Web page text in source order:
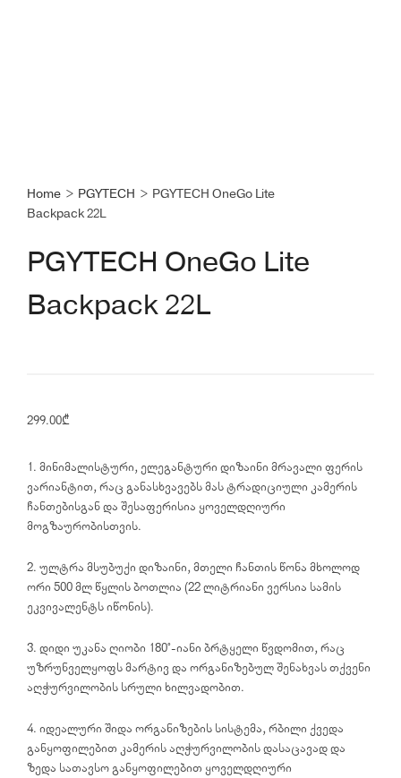
Home > PGYTECH > PGYTECH OneGo Lite
Backpack 22L
PGYTECH OneGo Lite
Backpack 22L
299.00₾
1. მინიმალისტური, ელეგანტური დიზაინი მრავალი ფერის
ვარიანტით, რაც განასხვავებს მას ტრადიციული კამერის
ჩანთებისგან და შესაფერისია ყოველდღიური
მოგზაურობისთვის.
2. ულტრა მსუბუქი დიზაინი, მთელი ჩანთის წონა მხოლოდ
ორი 500 მლ წყლის ბოთლია (22 ლიტრიანი ვერსია სამის
ეკვივალენტს იწონის).
3. დიდი უკანა ღიობი 180°-იანი ბრტყელი წვდომით, რაც
უზრუნველყოფს მარტივ და ორგანიზებულ შენახვას თქვენი
აღჭურვილობის სრული ხილვადობით.
4. იდეალური შიდა ორგანიზების სისტემა, რბილი ქვედა
განყოფილებით კამერის აღჭურვილობის დასაცავად და
ზედა სათავსო განყოფილებით ყოველდღიური